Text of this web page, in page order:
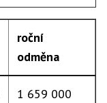
roční
odměna
1 659 000